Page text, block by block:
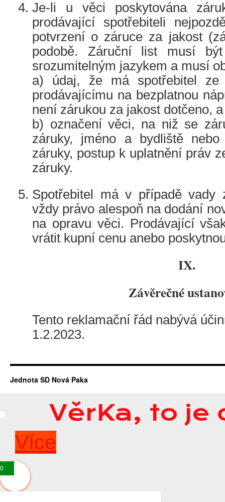
Je-li u věci poskytována
prodávající spotřebiteli
potvrzení o záruce za jakost
podobě. Záruční list musí
srozumitelným jazykem a musí
a) údaj, že má spotřebitel ze
prodávajícímu na bezplatnou
není zárukou za jakost dotčeno, a
b) označení věci, na niž se
záruky, jméno a bydliště nebo
záruky, postup k uplatnění práv
záruky.
Spotřebitel má v případě vady
vždy právo alespoň na dodání
na opravu věci. Prodávající
vrátit kupní cenu anebo
IX.
Závěrečné
Tento reklamační řád nabývá
1.2.2023.
Jednota SD Nová Paka
VěrKa, to je
Více
0